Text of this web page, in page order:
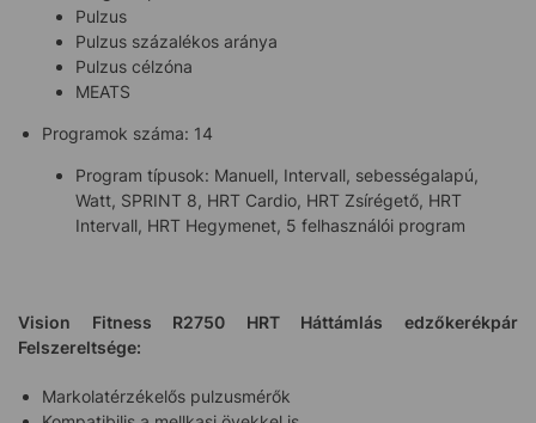
Pulzus
Pulzus százalékos aránya
Pulzus célzóna
MEATS
Programok száma: 14
Program típusok: Manuell, Intervall, sebességalapú,
Watt, SPRINT 8, HRT Cardio, HRT Zsírégető, HRT
Intervall, HRT Hegymenet, 5 felhasználói program
Vision Fitness R2750 HRT Háttámlás edzőkerékpár
Felszereltsége:
Markolatérzékelős pulzusmérők